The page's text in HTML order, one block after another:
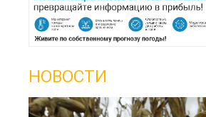
НОВОСТИ